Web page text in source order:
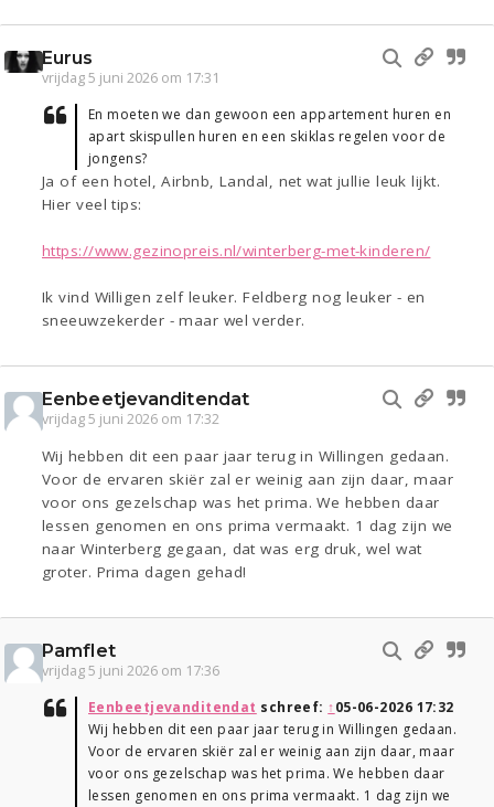
Eurus
vrijdag 5 juni 2026 om 17:31
En moeten we dan gewoon een appartement huren en
apart skispullen huren en een skiklas regelen voor de
jongens?
Ja of een hotel, Airbnb, Landal, net wat jullie leuk lijkt.
Hier veel tips:
https://www.gezinopreis.nl/winterberg-met-kinderen/
Ik vind Willigen zelf leuker. Feldberg nog leuker - en
sneeuwzekerder - maar wel verder.
Eenbeetjevanditendat
vrijdag 5 juni 2026 om 17:32
Wij hebben dit een paar jaar terug in Willingen gedaan.
Voor de ervaren skiër zal er weinig aan zijn daar, maar
voor ons gezelschap was het prima. We hebben daar
lessen genomen en ons prima vermaakt. 1 dag zijn we
naar Winterberg gegaan, dat was erg druk, wel wat
groter. Prima dagen gehad!
Pamflet
vrijdag 5 juni 2026 om 17:36
Eenbeetjevanditendat schreef: ↑05-06-2026 17:32
Wij hebben dit een paar jaar terug in Willingen gedaan.
Voor de ervaren skiër zal er weinig aan zijn daar, maar
voor ons gezelschap was het prima. We hebben daar
lessen genomen en ons prima vermaakt. 1 dag zijn we